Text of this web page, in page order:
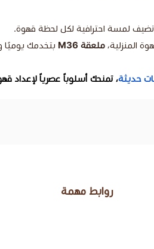
لمسة احترافية لكل لحظة قهوة.
المنزلية، ملعقة M36 بتخدمك يوميًا
حديثة، تمنحك أسلوباً عصرياً لإعداد
روابط مهمة